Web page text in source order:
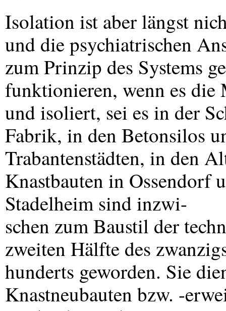
Isolation ist aber längst
und die psychiatrischen
zum Prinzip des Systems
funktionieren, wenn es die
und isoliert, sei es in der
Fabrik, in den Betonsilos
Trabantenstädten, in den
Knastbauten in Ossendorf
Stadelheim sind inzwi-
schen zum Baustil der
zweiten Hälfte des
hunderts geworden. Sie
Knastneubauten bzw. -